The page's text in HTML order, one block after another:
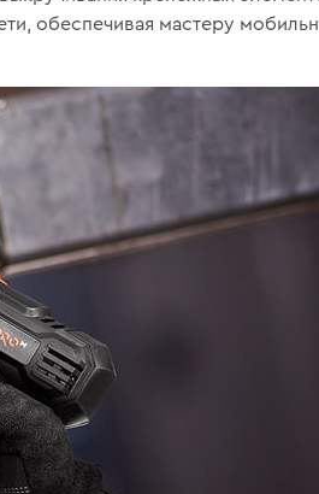
обеспечивая мастеру